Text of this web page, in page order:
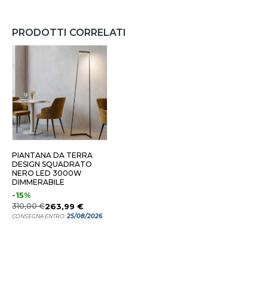
PRODOTTI CORRELATI
PIANTANA DA TERRA
DESIGN SQUADRATO
NERO LED 3000W
DIMMERABILE
-15%
310,00 €263,99 €
CONSEGNA ENTRO:25/08/2026